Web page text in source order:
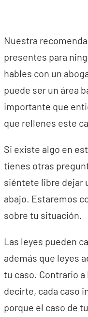
Nuestra
presentes para
hables con un
puede ser un área
importante que
que rellenes este
Si existe algo en
tienes otras
siéntete libre dejar
abajo. Estaremos
sobre tu situación.
Las leyes pueden
además que leyes
tu caso. Contrario
decirte, cada caso
porque el caso de